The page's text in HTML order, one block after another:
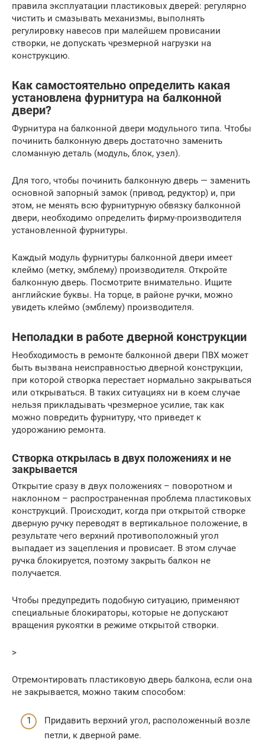
правила эксплуатации пластиковых дверей: регулярно
чистить и смазывать механизмы, выполнять
регулировку навесов при малейшем провисании
створки, не допускать чрезмерной нагрузки на
конструкцию.
Как самостоятельно определить какая
установлена фурнитура на балконной
двери?
Фурнитура на балконной двери модульного типа. Чтобы
починить балконную дверь достаточно заменить
сломанную деталь (модуль, блок, узел).
Для того, чтобы починить балконную дверь — заменить
основной запорный замок (привод, редуктор) и, при
этом, не менять всю фурнитурную обвязку балконной
двери, необходимо определить фирму-производителя
установленной фурнитуры.
Каждый модуль фурнитуры балконной двери имеет
клеймо (метку, эмблему) производителя. Откройте
балконную дверь. Посмотрите внимательно. Ищите
английские буквы. На торце, в районе ручки, можно
увидеть клеймо (эмблему) производителя.
Неполадки в работе дверной конструкции
Необходимость в ремонте балконной двери ПВХ может
быть вызвана неисправностью дверной конструкции,
при которой створка перестает нормально закрываться
или открываться. В таких ситуациях ни в коем случае
нельзя прикладывать чрезмерное усилие, так как
можно повредить фурнитуру, что приведет к
удорожанию ремонта.
Створка открылась в двух положениях и не
закрывается
Открытие сразу в двух положениях – поворотном и
наклонном – распространенная проблема пластиковых
конструкций. Происходит, когда при открытой створке
дверную ручку переводят в вертикальное положение, в
результате чего верхний противоположный угол
выпадает из зацепления и провисает. В этом случае
ручка блокируется, поэтому закрыть балкон не
получается.
Чтобы предупредить подобную ситуацию, применяют
специальные блокираторы, которые не допускают
вращения рукоятки в режиме открытой створки.
>
Отремонтировать пластиковую дверь балкона, если она
не закрывается, можно таким способом:
Придавить верхний угол, расположенный возле
петли, к дверной раме.